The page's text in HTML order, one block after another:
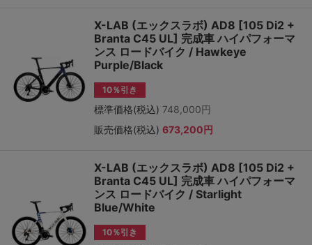
X-LAB (エックスラボ) AD8 [105 Di2 +
Branta C45 UL] 完成車 ハイパフォーマ
ンス ロードバイク / Hawkeye
Purple/Black
10％引き
標準価格(税込) 748,000円
販売価格(税込) 673,200円
X-LAB (エックスラボ) AD8 [105 Di2 +
Branta C45 UL] 完成車 ハイパフォーマ
ンス ロードバイク / Starlight
Blue/White
10％引き